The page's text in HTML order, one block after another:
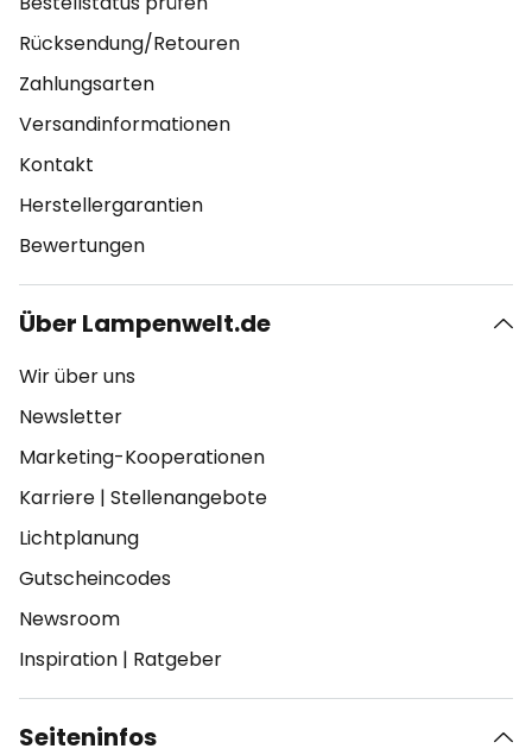
Rücksendung/Retouren
Zahlungsarten
Versandinformationen
Kontakt
Herstellergarantien
Bewertungen
Über Lampenwelt.de
Wir über uns
Newsletter
Marketing-Kooperationen
Karriere | Stellenangebote
Lichtplanung
Gutscheincodes
Newsroom
Inspiration | Ratgeber
Seiteninfos